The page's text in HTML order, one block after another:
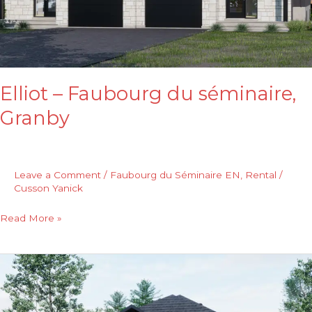
Elliot – Faubourg du séminaire,
Granby
Leave a Comment / Faubourg du Séminaire EN Rental /
Cusson Yanick
Read More »
Elliot
Parcours